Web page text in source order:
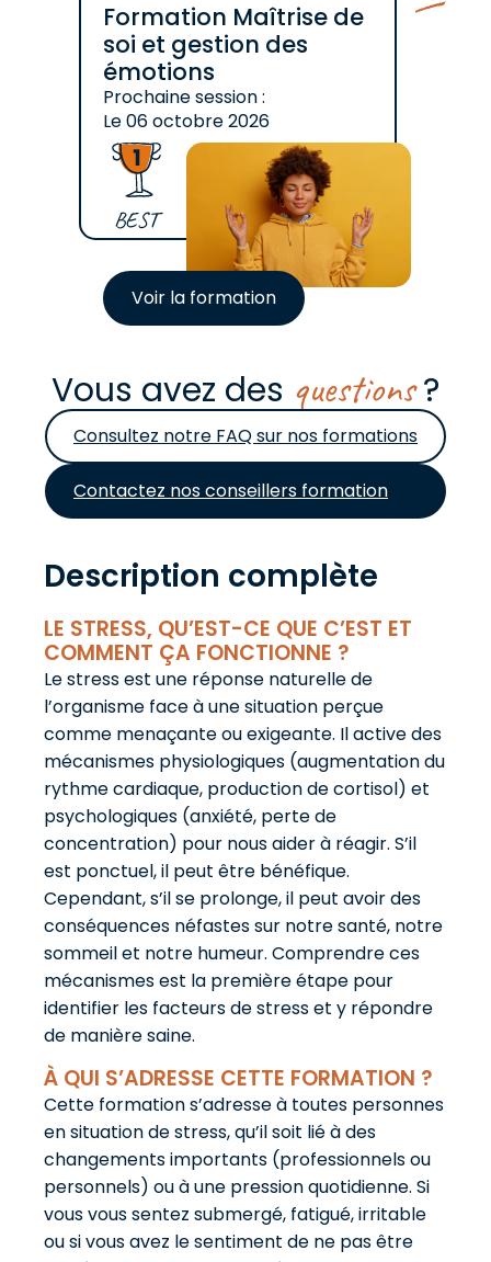
Formation Maîtrise de
soi et gestion des
émotions
BEST
Prochaine session :
Le06 octobre 2026
Voir la formation
Vous avez des questions?
Consultez notre FAQ sur nos formations
Contactez nos conseillers formation
Description complète
LE STRESS, QU’EST-CE QUE C’EST ET
COMMENT ÇA FONCTIONNE ?
Le stress est une réponse naturelle de
l’organisme face à une situation perçue
comme menaçante ou exigeante. Il active des
mécanismes physiologiques (augmentation du
rythme cardiaque, production de cortisol) et
psychologiques (anxiété, perte de
concentration) pour nous aider à réagir. S’il
est ponctuel, il peut être bénéfique.
Cependant, s’il se prolonge, il peut avoir des
conséquences néfastes sur notre santé, notre
sommeil et notre humeur. Comprendre ces
mécanismes est la première étape pour
identifier les facteurs de stress et y répondre
de manière saine.
À QUI S’ADRESSE CETTE FORMATION ?
Cette formation s’adresse à toutes personnes
en situation de stress, qu’il soit lié à des
changements importants (professionnels ou
personnels) ou à une pression quotidienne. Si
vous vous sentez submergé, fatigué, irritable
ou si vous avez le sentiment de ne pas être